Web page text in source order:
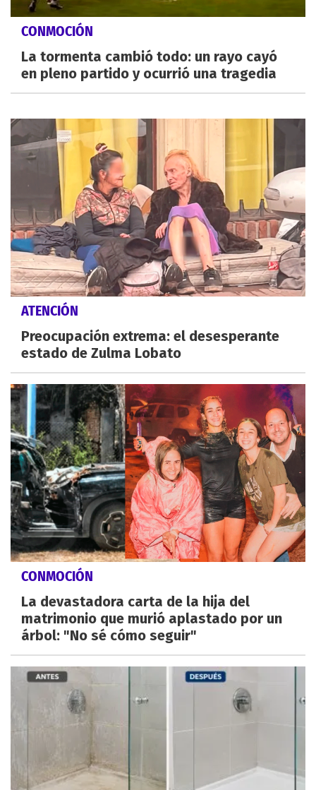
CONMOCIÓN
La tormenta cambió todo: un rayo cayó
en pleno partido y ocurrió una tragedia
ATENCIÓN
Preocupación extrema: el desesperante
estado de Zulma Lobato
CONMOCIÓN
La devastadora carta de la hija del
matrimonio que murió aplastado por un
árbol: "No sé cómo seguir"